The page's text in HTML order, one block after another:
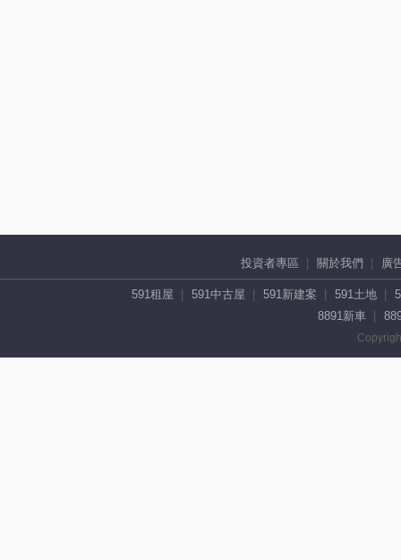
投資者專區 關於我們 廣
591租屋 591中古屋 591新建案 591土地
8891新車